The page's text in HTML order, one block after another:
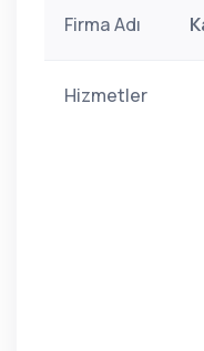
Firma Adı
Hizmetler